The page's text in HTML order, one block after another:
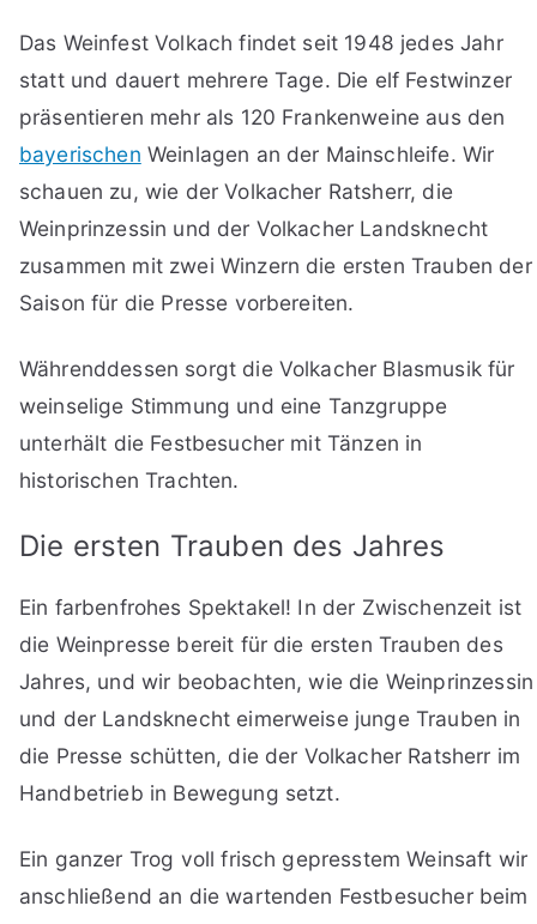
Das Weinfest Volkach findet seit 1948 jedes Jahr
statt und dauert mehrere Tage. Die elf Festwinzer
präsentieren mehr als 120 Frankenweine aus den
bayerischen Weinlagen an der Mainschleife. Wir
schauen zu, wie der Volkacher Ratsherr, die
Weinprinzessin und der Volkacher Landsknecht
zusammen mit zwei Winzern die ersten Trauben der
Saison für die Presse vorbereiten.
Währenddessen sorgt die Volkacher Blasmusik für
weinselige Stimmung und eine Tanzgruppe
unterhält die Festbesucher mit Tänzen in
historischen Trachten.
Die ersten Trauben des Jahres
Ein farbenfrohes Spektakel! In der Zwischenzeit ist
die Weinpresse bereit für die ersten Trauben des
Jahres, und wir beobachten, wie die Weinprinzessin
und der Landsknecht eimerweise junge Trauben in
die Presse schütten, die der Volkacher Ratsherr im
Handbetrieb in Bewegung setzt.
Ein ganzer Trog voll frisch gepresstem Weinsaft wir
anschließend an die wartenden Festbesucher beim